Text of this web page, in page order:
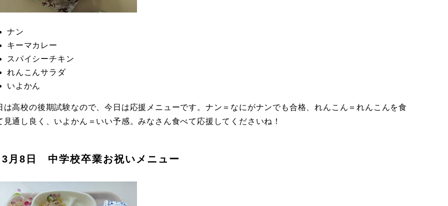
ナン
キーマカレー
スパイシーチキン
れんこんサラダ
いよかん
は高校の後期試験なので、今日は応援メニューです。ナン＝なにがナンでも合格、れんこん＝れんこんを食
見通し良く、いよかん＝いい予感。みなさん食べて応援してくださいね！
3月8日 中学校卒業お祝いメニュー